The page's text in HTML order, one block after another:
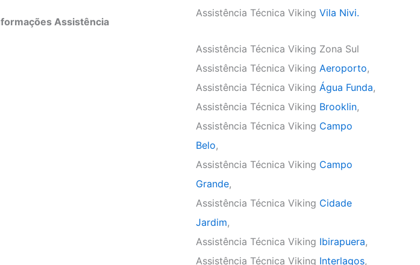
Assistência
Assistência Técnica Viking Vila Nivi.
Assistência Técnica Viking Zona Sul
Assistência Técnica Viking Aeroporto,
Assistência Técnica Viking Água Funda,
Assistência Técnica Viking Brooklin,
Assistência Técnica Viking Campo
Belo,
Assistência Técnica Viking Campo
Grande,
Assistência Técnica Viking Cidade
Jardim,
Assistência Técnica Viking Ibirapuera,
Assistência Técnica Viking Interlagos,